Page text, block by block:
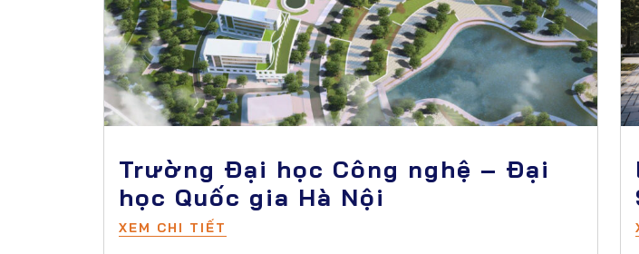
Trường Đại học Công nghệ – Đại
học Quốc gia Hà Nội
XEM CHI TIẾT